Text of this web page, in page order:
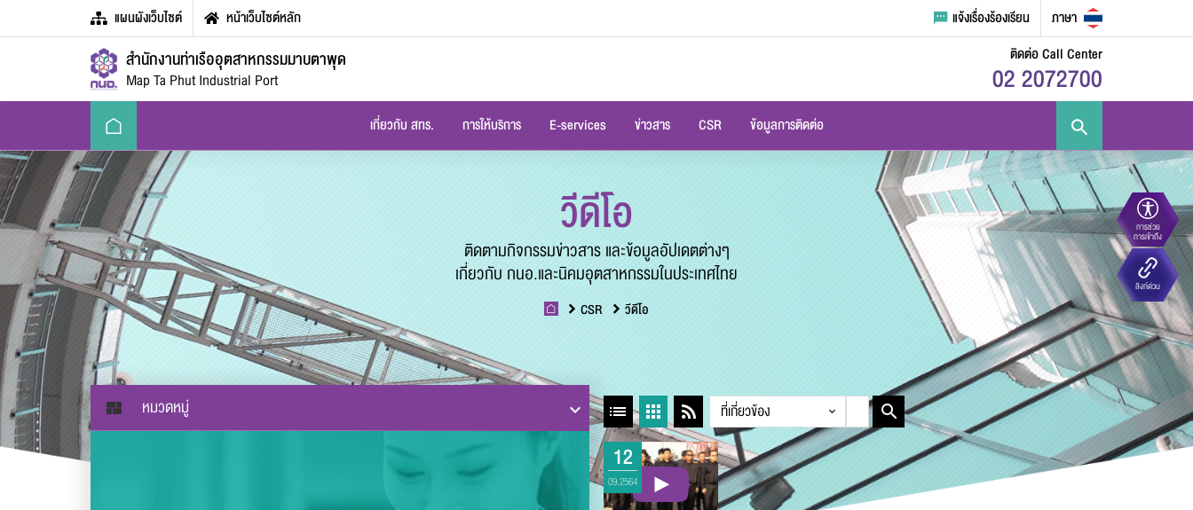
แผนผังเว็บไซต์ หน้าเว็บไซต์หลัก แจ้งเรื่องร้องเรียน ภาษา
สำนักงานท่าเรืออุตสาหกรรมมาบตาพุด
Map Ta Phut Industrial Port
ติดต่อ Call Center
02 2072700
เกี่ยวกับ สทร. การให้บริการ E-services ข่าวสาร CSR ข้อมูลการติดต่อ
ขนาดตัวอักษร ความตัดกันของสี การช่วย
การเข้าถึง
Eco-
Challenge
e-Library Handbook E-PP ลิงก์ด่วน
วีดีโอ
ติดตามกิจกรรมข่าวสาร และข้อมูลอัปเดตต่างๆ
เกี่ยวกับ กนอ.และนิคมอุตสาหกรรมในประเทศไทย
CSR วีดีโอ
หมวดหมู่
12
09.2564